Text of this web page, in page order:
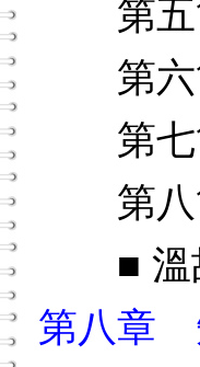
第五
第六
第七
第八
■ 溫故
第八章